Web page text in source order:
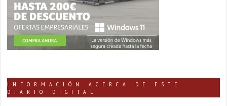
INFORMACIÓN ACERCA DE ESTE
DIARIO DIGITAL